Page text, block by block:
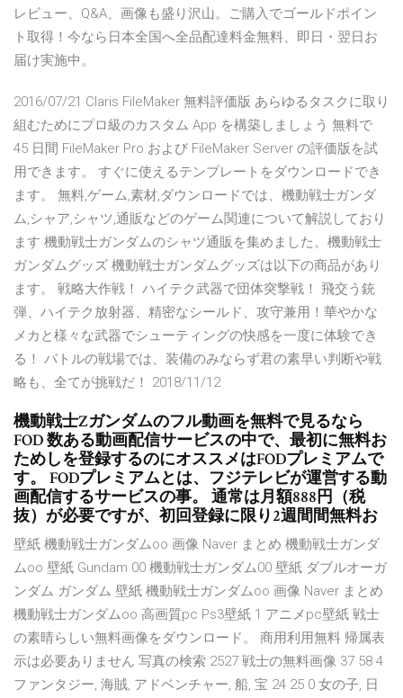
レビュー、Q&A、画像も盛り沢山。ご購入でゴールドポイン
ト取得！今なら日本全国へ全品配達料金無料、即日・翌日お
届け実施中。
2016/07/21 Claris FileMaker 無料評価版 あらゆるタスクに取り
組むためにプロ級のカスタム App を構築しましょう 無料で
45 日間 FileMaker Pro および FileMaker Server の評価版を試
用できます。 すぐに使えるテンプレートをダウンロードでき
ます。 無料,ゲーム,素材,ダウンロードでは、機動戦士ガンダ
ム,シャア,シャツ,通販などのゲーム関連について解説しており
ます 機動戦士ガンダムのシャツ通販を集めました。機動戦士
ガンダムグッズ 機動戦士ガンダムグッズは以下の商品があり
ます。 戦略大作戦！ ハイテク武器で団体突撃戦！ 飛交う銃
弾、ハイテク放射器、精密なシールド、攻守兼用！華やかな
メカと様々な武器でシューティングの快感を一度に体験でき
る！ バトルの戦場では、装備のみならず君の素早い判断や戦
略も、全てが挑戦だ！ 2018/11/12
機動戦士Zガンダムのフル動画を無料で見るなら
FOD 数ある動画配信サービスの中で、最初に無料お
ためしを登録するのにオススメはFODプレミアムで
す。 FODプレミアムとは、フジテレビが運営する動
画配信するサービスの事。 通常は月額888円（税
抜）が必要ですが、初回登録に限り2週間間無料お
壁紙 機動戦士ガンダムoo 画像 Naver まとめ 機動戦士ガンダ
ムoo 壁紙 Gundam 00 機動戦士ガンダム00 壁紙 ダブルオーガ
ンダム ガンダム 壁紙 機動戦士ガンダムoo 画像 Naver まとめ
機動戦士ガンダムoo 高画質pc Ps3壁紙 1 アニメpc壁紙 戦士
の素晴らしい無料画像をダウンロード。 商用利用無料 帰属表
示は必要ありません 写真の検索 2527 戦士の無料画像 37 58 4
ファンタジー, 海賊, アドベンチャー, 船, 宝 24 25 0 女の子, 日